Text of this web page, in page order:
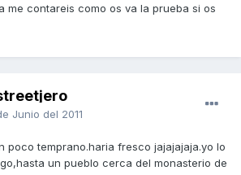
me contareis como os va la prueba si os
Junio del 2011
poco temprano.haria fresco jajajajaja.yo lo
un pueblo cerca del monasterio de